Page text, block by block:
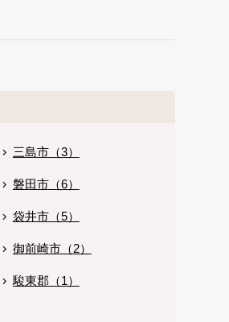
三島市（3）
磐田市（6）
袋井市（5）
御前崎市（2）
駿東郡（1）